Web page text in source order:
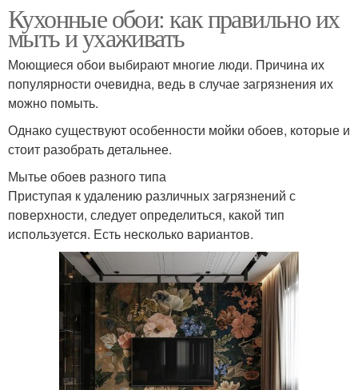
Кухонные обои: как правильно их
мыть и ухаживать
Моющиеся обои выбирают многие люди. Причина их
популярности очевидна, ведь в случае загрязнения их
можно помыть.
Однако существуют особенности мойки обоев, которые и
стоит разобрать детальнее.
Мытье обоев разного типа
Приступая к удалению различных загрязнений с
поверхности, следует определиться, какой тип
используется. Есть несколько вариантов.